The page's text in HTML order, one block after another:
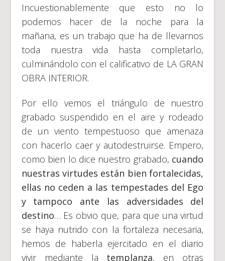
Incuestionablemente que esto no lo
podemos hacer de la noche para la
mañana, es un trabajo que ha de llevarnos
toda nuestra vida hasta completarlo,
culminándolo con el calificativo de LA GRAN
OBRA INTERIOR.
Por ello vemos el triángulo de nuestro
grabado suspendido en el aire y rodeado
de un viento tempestuoso que amenaza
con hacerlo caer y autodestruirse. Empero,
como bien lo dice nuestro grabado, cuando
nuestras virtudes están bien fortalecidas,
ellas no ceden a las tempestades del Ego
y tampoco ante las adversidades del
destino… Es obvio que, para que una virtud
se haya nutrido con la fortaleza necesaria,
hemos de haberla ejercitado en el diario
vivir mediante la templanza, en otras